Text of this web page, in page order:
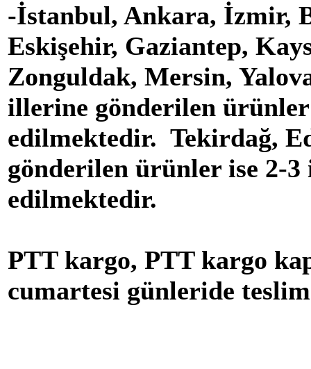
-İstanbul, Ankara, İzmir,
Eskişehir, Gaziantep,
Zonguldak, Mersin,
illerine gönderilen
edilmektedir. Tekirdağ,
gönderilen ürünler ise 2-
edilmektedir.
PTT kargo, PTT kargo
cumartesi günleride